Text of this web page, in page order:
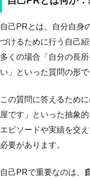
自己PRとは、自分自身
づけるために行う自己
多くの場合「自分の長
い」といった質問の形で
この質問に答えるため
屋です」といった抽象
エピソードや実績を交
必要があります。
自己PRで重要なのは、